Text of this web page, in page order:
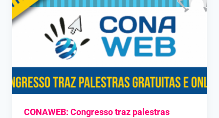
CONAWEB: Congresso traz palestras